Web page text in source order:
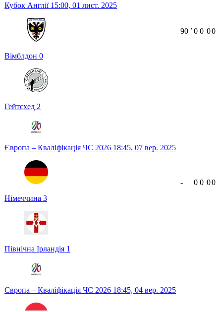
Кубок Англії 15:00, 01 лист. 2025
Вімблдон 0
Гейтсхед 2
90 ʼ0 0 00
Європа – Кваліфікація ЧС 2026 18:45, 07 вер. 2025
Німеччина 3
Північна Ірландія 1
- 0 0 00
Європа – Кваліфікація ЧС 2026 18:45, 04 вер. 2025